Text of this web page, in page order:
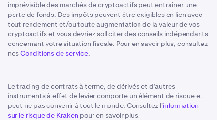
imprévisible des marchés de cryptoactifs peut entraîner une
perte de fonds. Des impôts peuvent être exigibles en lien avec
tout rendement et/ou toute augmentation de la valeur de vos
cryptoactifs et vous devriez solliciter des conseils indépendants
concernant votre situation fiscale. Pour en savoir plus, consultez
nosConditions de service.
Le trading de contrats à terme, de dérivés et d’autres
instruments à effet de levier comporte un élément de risque et
peut ne pas convenir à tout le monde. Consultez l'information
sur le risque de Kraken pour en savoir plus.